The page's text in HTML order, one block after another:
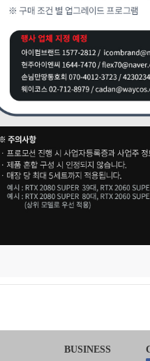
BUSINESS